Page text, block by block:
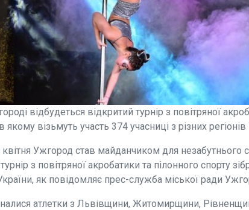
відбудеться відкритий турнір з повітряної
якому візьмуть участь 374 учасниці з різних регіонів
Ужгород став майданчиком для незабутнього
з повітряної акробатики та пілонного спорту
як повідомляє прес-служба міської ради
атлетки з Львівщини, Житомирщини,